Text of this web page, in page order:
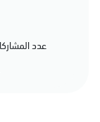
عدد المشاركات: 96110 مشاركة (71%)